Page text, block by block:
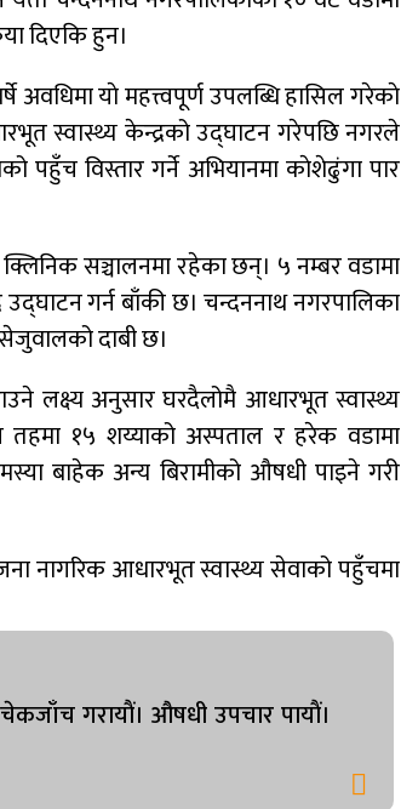
डाेल्पाकाे जगदुल्लाबाट जुम्ला आउँदै गरेकाे जिप
दुर्घटना, एकको मृत्यु
दिएकि हुन।
याे महत्त्वपूर्ण उपलब्धि हासिल गरेकाे
स्वास्थ्य केन्द्रको उद्घाटन गरेपछि नगरले
पहुँच विस्तार गर्ने अभियानमा काेशेढुंगा पार
सञ्चालनमा रहेका छन्। ५ नम्बर वडामा
उद्घाटन गर्न बाँकी छ। चन्दननाथ नगरपालिका
दाबी छ।
लक्ष्य अनुसार घरदैलोमै आधारभूत स्वास्थ्य
तहमा १५ शय्याको अस्पताल र हरेक वडामा
बाहेक अन्य बिरामीको औषधी पाइने गरी
नागरिक आधारभूत स्वास्थ्य सेवाको पहुँचमा
गरायाैं। औषधी उपचार पायाैं।